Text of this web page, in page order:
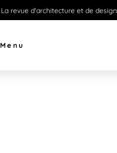
La revue d'architecture et de design
Menu